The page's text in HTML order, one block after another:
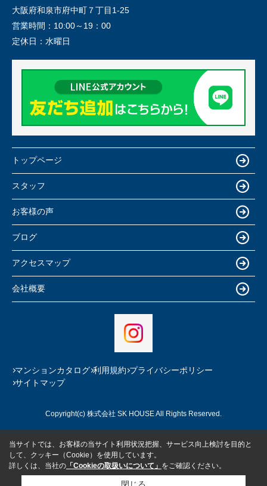
大阪府和泉市府中町７丁目1-25
営業時間： 10:00～19：00
定休日： 水曜日
トップページ
スタッフ
お客様の声
ブログ
アクセスマップ
会社概要
マンションカタログ 利用規約 プライバシーポリシー
サイトマップ
Copyright(c) 株式会社 SK HOUSE All Rights Reserved.
当サイトでは、お客様の当サイト利用状況把握、サービス向上検討を目的と
して、クッキー（Cookie）を使用しています。
詳しくは、当社の 「Cookieの取扱いについて」 をご確認ください。